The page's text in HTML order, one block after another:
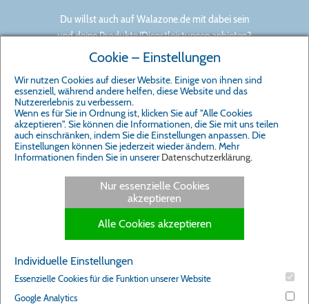
Du willst auch auf Walazone.de mit dabei sein
und deine Produkte/Dienstleistungen anbieten?
mitmachen
Impressum
Cookie – Einstellungen
Wir nutzen Cookies auf dieser Website. Einige von ihnen sind
essenziell, während andere helfen, diese Website und das
Nutzererlebnis zu verbessern.
Wenn es für Sie in Ordnung ist, klicken Sie auf "Alle Cookies
akzeptieren". Sie können die Informationen, die Sie mit uns teilen
auch einschränken, indem Sie die Einstellungen anpassen. Die
Einstellungen können Sie jederzeit wieder ändern. Mehr
Informationen finden Sie in unsererDatenschutzerklärung.
Nur essenzielle Cookies
akzeptieren
Alle Cookies akzeptieren
Individuelle Einstellungen
Essenzielle Cookies für die Funktion unserer Website
Google Analytics